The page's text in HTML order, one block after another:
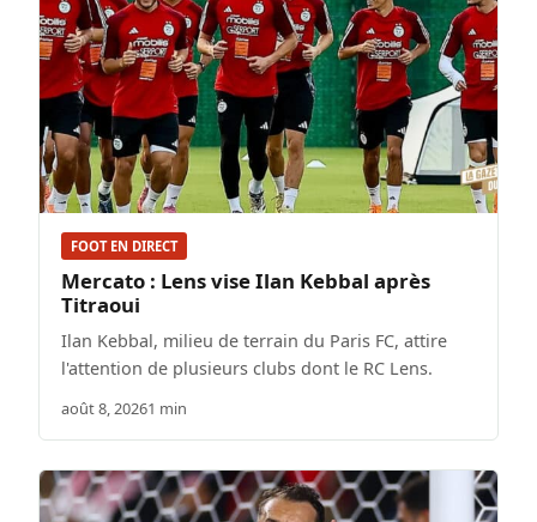
FOOT EN DIRECT
Mercato : Lens vise Ilan Kebbal après
Titraoui
Ilan Kebbal, milieu de terrain du Paris FC, attire
l'attention de plusieurs clubs dont le RC Lens.
août 8, 20261 min